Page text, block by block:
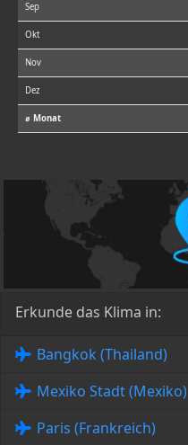
Sep
Okt
Nov
Dez
⌀ Monat
Erkunde das Klima in:
Bangkok (Thailand)
Mexiko Stadt (Mexiko)
Paris (Frankreich)